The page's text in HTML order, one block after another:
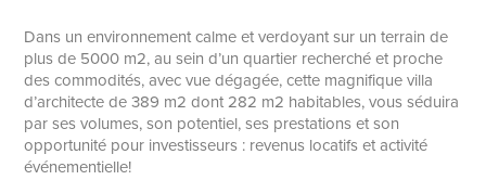
Dans un environnement calme et verdoyant sur un terrain de
plus de 5000 m2, au sein d’un quartier recherché et proche
des commodités, avec vue dégagée, cette magnifique villa
d’architecte de 389 m2 dont 282 m2 habitables, vous séduira
par ses volumes, son potentiel, ses prestations et son
opportunité pour investisseurs : revenus locatifs et activité
événementielle!